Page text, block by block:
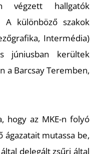
végzett hallgatók
A különböző szakok
Intermédia)
júniusban kerültek
a Barcsay Teremben,
hogy az MKE-n folyó
ágazatait mutassa be,
delegált zsűri által